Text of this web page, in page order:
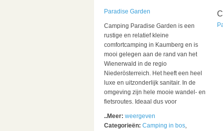
Paradise Garden
Camping Paradise Garden is een
rustige en relatief kleine
comfortcamping in Kaumberg en is
mooi gelegen aan de rand van het
Wienerwald in de regio
Niederösterreich. Het heeft een heel
luxe en uitzonderlijk sanitair. In de
omgeving zijn hele mooie wandel- en
fietsroutes. Ideaal dus voor
..Meer: weergeven
Categorieën: Camping in bos,